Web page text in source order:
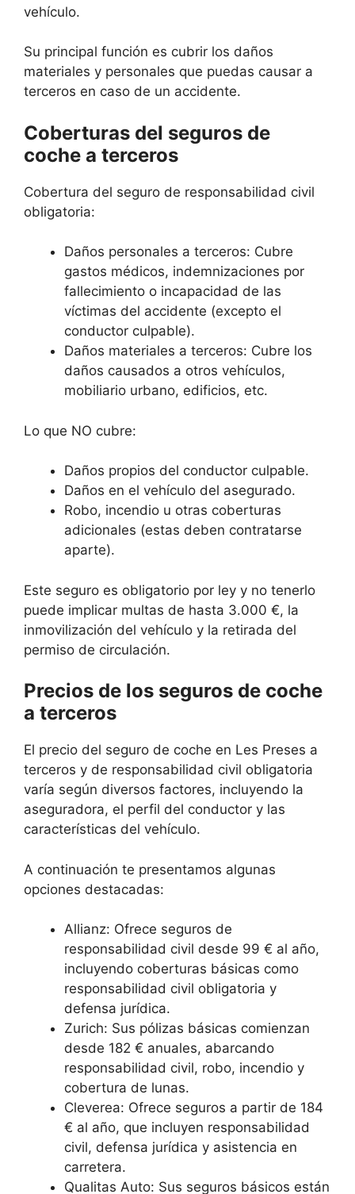
vehículo.
Su principal función es cubrir los daños
materiales y personales que puedas causar a
terceros en caso de un accidente.
Coberturas del seguros de
coche a terceros
Cobertura del seguro de responsabilidad civil
obligatoria:
Daños personales a terceros: Cubre
gastos médicos, indemnizaciones por
fallecimiento o incapacidad de las
víctimas del accidente (excepto el
conductor culpable).
Daños materiales a terceros: Cubre los
daños causados a otros vehículos,
mobiliario urbano, edificios, etc.
Lo que NO cubre:
Daños propios del conductor culpable.
Daños en el vehículo del asegurado.
Robo, incendio u otras coberturas
adicionales (estas deben contratarse
aparte).
Este seguro es obligatorio por ley y no tenerlo
puede implicar multas de hasta 3.000 €, la
inmovilización del vehículo y la retirada del
permiso de circulación.
Precios de los seguros de coche
a terceros
El precio del seguro de coche en Les Preses a
terceros y de responsabilidad civil obligatoria
varía según diversos factores, incluyendo la
aseguradora, el perfil del conductor y las
características del vehículo.
A continuación te presentamos algunas
opciones destacadas:
Allianz: Ofrece seguros de
responsabilidad civil desde 99 € al año,
incluyendo coberturas básicas como
responsabilidad civil obligatoria y
defensa jurídica.
Zurich: Sus pólizas básicas comienzan
desde 182 € anuales, abarcando
responsabilidad civil, robo, incendio y
cobertura de lunas.
Cleverea: Ofrece seguros a partir de 184
€ al año, que incluyen responsabilidad
civil, defensa jurídica y asistencia en
carretera.
Qualitas Auto: Sus seguros básicos están